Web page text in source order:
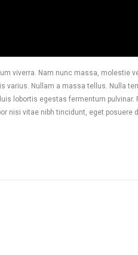
viverra. Nam nunc massa, molestie
varius. Nullam a massa tellus. Nulla
lobortis egestas fermentum pulvinar.
nisi vitae nibh tincidunt, eget posuere